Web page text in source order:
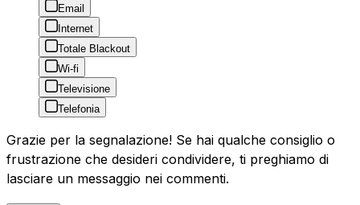
Email
Internet
Totale Blackout
Wi-fi
Televisione
Telefonia
Grazie per la segnalazione! Se hai qualche consiglio o
frustrazione che desideri condividere, ti preghiamo di
lasciare un messaggio nei commenti.